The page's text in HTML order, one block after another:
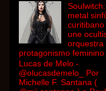
metal
curitibano
une
orquestra
protagonismo feminino
Lucas de Melo -
@olucasdemelo_ Por
Michelle F. Santana (